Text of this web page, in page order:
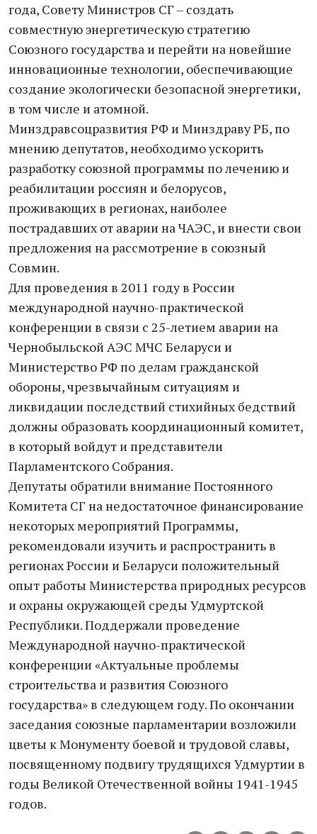
года, Совету Министров СГ – создать
совместную энергетическую стратегию
Союзного государства и перейти на новейшие
инновационные технологии, обеспечивающие
создание экологически безопасной энергетики,
в том числе и атомной.
Минздравсоцразвития РФ и Минздраву РБ, по
мнению депутатов, необходимо ускорить
разработку союзной программы по лечению и
реабилитации россиян и белорусов,
проживающих в регионах, наиболее
пострадавших от аварии на ЧАЭС, и внести свои
предложения на рассмотрение в союзный
Совмин.
Для проведения в 2011 году в России
международной научно-практической
конференции в связи с 25-летием аварии на
Чернобыльской АЭС МЧС Беларуси и
Министерство РФ по делам гражданской
обороны, чрезвычайным ситуациям и
ликвидации последствий стихийных бедствий
должны образовать координационный комитет,
в который войдут и представители
Парламентского Собрания.
Депутаты обратили внимание Постоянного
Комитета СГ на недостаточное финансирование
некоторых мероприятий Программы,
рекомендовали изучить и распространить в
регионах России и Беларуси положительный
опыт работы Министерства природных ресурсов
и охраны окружающей среды Удмуртской
Республики. Поддержали проведение
Международной научно-практической
конференции «Актуальные проблемы
строительства и развития Союзного
государства» в следующем году. По окончании
заседания союзные парламентарии возложили
цветы к Монументу боевой и трудовой славы,
посвященному подвигу трудящихся Удмуртии в
годы Великой Отечественной войны 1941-1945
годов.